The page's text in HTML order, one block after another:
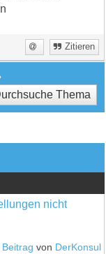
Zitieren
nicht
von DerKonsul